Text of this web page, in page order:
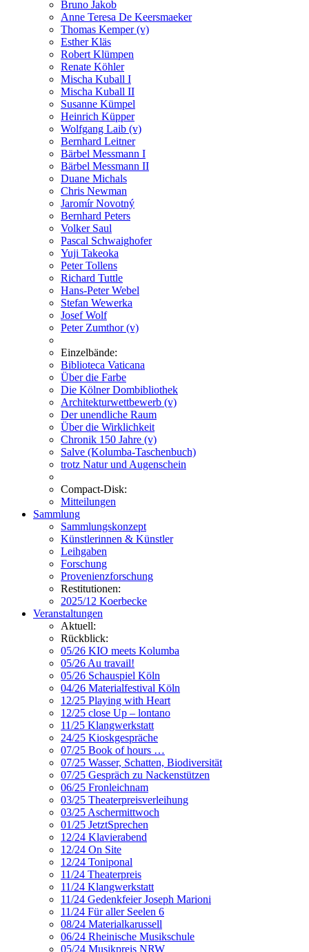
Bruno Jakob
Anne Teresa De Keersmaeker
Thomas Kemper (v)
Esther Kläs
Robert Klümpen
Renate Köhler
Mischa Kuball I
Mischa Kuball II
Susanne Kümpel
Heinrich Küpper
Wolfgang Laib (v)
Bernhard Leitner
Bärbel Messmann I
Bärbel Messmann II
Duane Michals
Chris Newman
Jaromír Novotný
Bernhard Peters
Volker Saul
Pascal Schwaighofer
Yuji Takeoka
Peter Tollens
Richard Tuttle
Hans-Peter Webel
Stefan Wewerka
Josef Wolf
Peter Zumthor (v)
Einzelbände:
Biblioteca Vaticana
Über die Farbe
Die Kölner Dombibliothek
Architekturwettbewerb (v)
Der unendliche Raum
Über die Wirklichkeit
Chronik 150 Jahre (v)
Salve (Kolumba-Taschenbuch)
trotz Natur und Augenschein
Compact-Disk:
Mitteilungen
Sammlung
Sammlungskonzept
Künstlerinnen & Künstler
Leihgaben
Forschung
Provenienzforschung
Restitutionen:
2025/12 Koerbecke
Veranstaltungen
Aktuell:
Rückblick:
05/26 KIO meets Kolumba
05/26 Au travail!
05/26 Schauspiel Köln
04/26 Materialfestival Köln
12/25 Playing with Heart
12/25 close Up – lontano
11/25 Klangwerkstatt
24/25 Kioskgespräche
07/25 Book of hours …
07/25 Wasser, Schatten, Biodiversität
07/25 Gespräch zu Nackenstützen
06/25 Fronleichnam
03/25 Theaterpreisverleihung
03/25 Aschermittwoch
01/25 JetztSprechen
12/24 Klavierabend
12/24 On Site
12/24 Toniponal
11/24 Theaterpreis
11/24 Klangwerkstatt
11/24 Gedenkfeier Joseph Marioni
11/24 Für aller Seelen 6
08/24 Materialkarussell
06/24 Rheinische Musikschule
05/24 Musikpreis NRW